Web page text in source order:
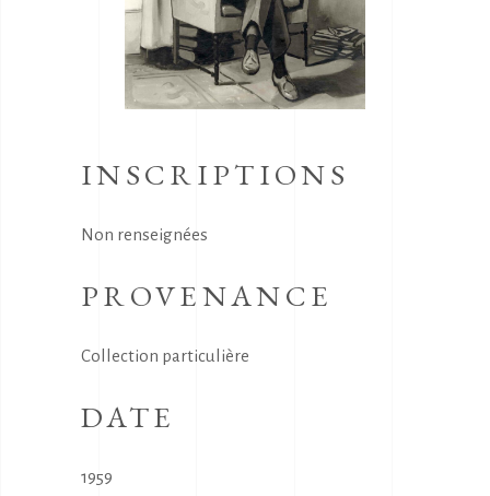
INSCRIPTIONS
Non renseignées
PROVENANCE
Collection particulière
DATE
1959